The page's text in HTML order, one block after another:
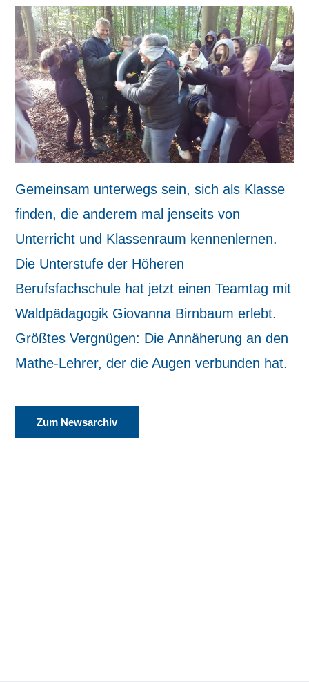
Gemeinsam unterwegs sein, sich als Klasse
finden, die anderem mal jenseits von
Unterricht und Klassenraum kennenlernen.
Die Unterstufe der Höheren
Berufsfachschule hat jetzt einen Teamtag mit
Waldpädagogik Giovanna Birnbaum erlebt.
Größtes Vergnügen: Die Annäherung an den
Mathe-Lehrer, der die Augen verbunden hat.
Zum Newsarchiv